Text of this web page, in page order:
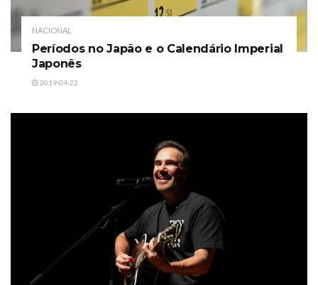
NACIONAL
Períodos no Japão e o Calendário Imperial
Japonês
2019-04-22